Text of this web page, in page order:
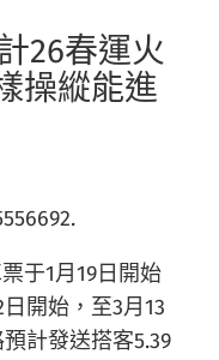
26春運火
操縱能進
于1月19日開始
開始，至3月13
計發送搭客5.39